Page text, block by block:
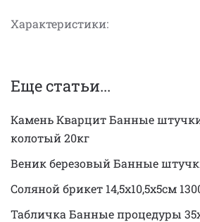
Характеристики:
Еще статьи...
Камень Кварцит Банные
колотый 20кг
Веник березовый Банные
Соляной брикет 14,5х10,5х5см
Табличка Банные процедуры